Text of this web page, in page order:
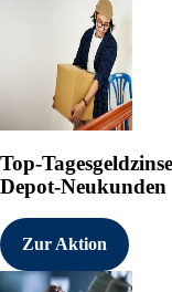
Top-
Depot-Neukunden
Zur Aktion